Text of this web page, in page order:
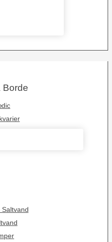
Borde
Saltvand